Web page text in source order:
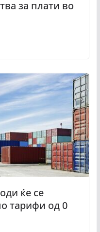
за плати во
ќе се
тарифи од 0